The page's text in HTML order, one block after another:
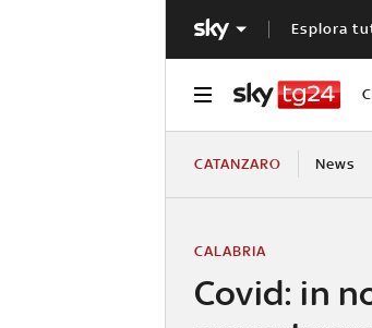
Esplora
CATANZARO News
Covid: in
CALABRIA